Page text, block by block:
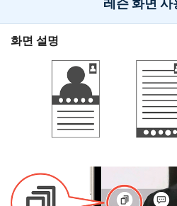
레슨 화면 사
화면 설명